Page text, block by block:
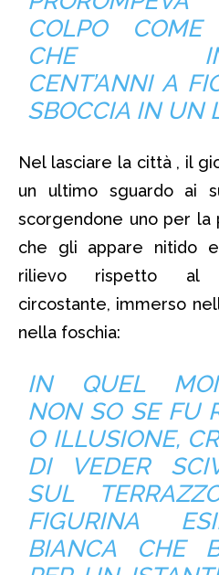
COLPO COME
CHE
CENT’ANNI A
SBOCCIA IN UN
Nel lasciare la città , il
un ultimo sguardo ai
scorgendone uno per la
che gli appare nitido
rilievo rispetto al
circostante, immerso
nella foschia:
IN QUEL
NON SO SE FU
O ILLUSIONE,
DI VEDER
SUL
FIGURINA
BIANCA CHE